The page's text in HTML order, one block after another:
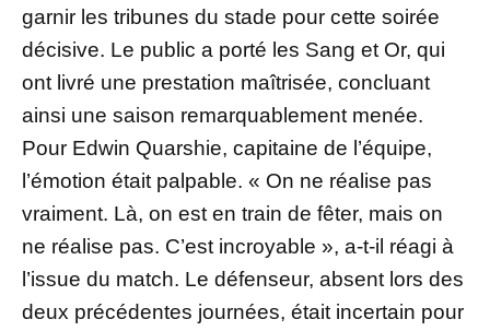
garnir les tribunes du stade pour cette soirée
décisive. Le public a porté les Sang et Or, qui
ont livré une prestation maîtrisée, concluant
ainsi une saison remarquablement menée.
Pour Edwin Quarshie, capitaine de l’équipe,
l’émotion était palpable. « On ne réalise pas
vraiment. Là, on est en train de fêter, mais on
ne réalise pas. C’est incroyable », a-t-il réagi à
l’issue du match. Le défenseur, absent lors des
deux précédentes journées, était incertain pour